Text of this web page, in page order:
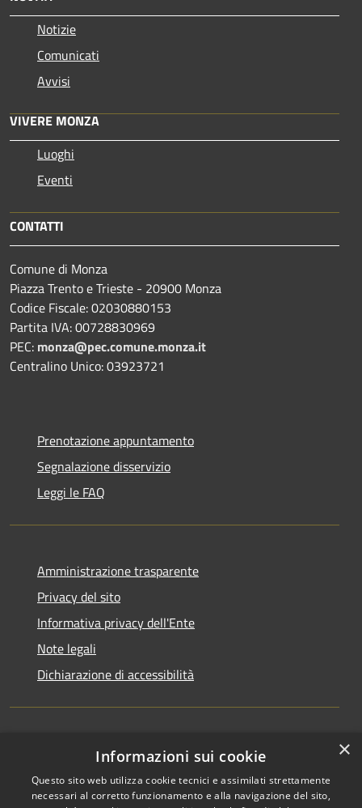
Notizie
Comunicati
Avvisi
VIVERE MONZA
Luoghi
Eventi
CONTATTI
Comune di Monza
Piazza Trento e Trieste - 20900 Monza
Codice Fiscale: 02030880153
Partita IVA: 00728830969
PEC: monza@pec.comune.monza.it
Centralino Unico: 03923721
Prenotazione appuntamento
Segnalazione disservizio
Leggi le FAQ
Amministrazione trasparente
Privacy del sito
Informativa privacy dell'Ente
Note legali
Dichiarazione di accessibilità
Newsletter ×
Informazioni sui cookie
Questo sito web utilizza cookie tecnici e assimilati strettamente
necessari al corretto funzionamento e alla navigazione del sito,